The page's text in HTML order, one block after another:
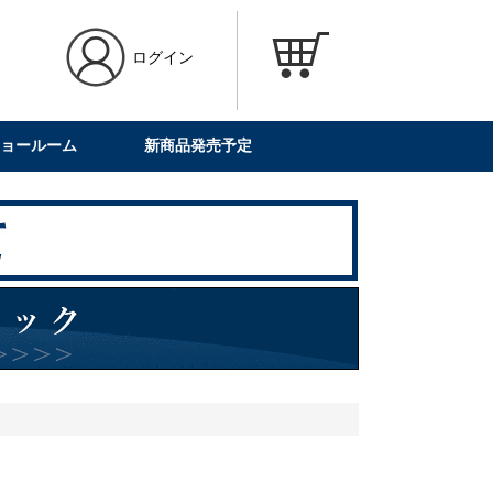
ログイン
ールーム 新商品発売予定